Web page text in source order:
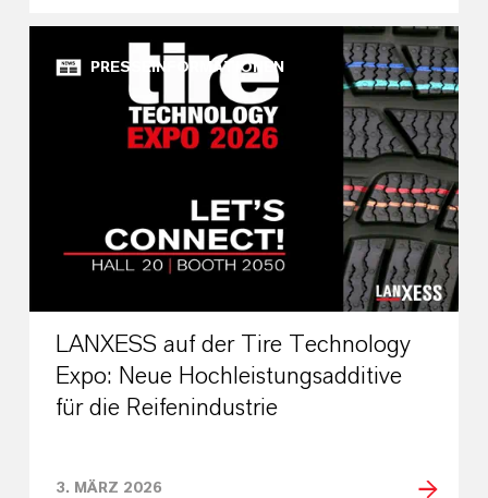
PRESSEINFORMATIONEN
LANXESS auf der Tire Technology
Expo: Neue Hochleistungsadditive
für die Reifenindustrie
3. MÄRZ 2026